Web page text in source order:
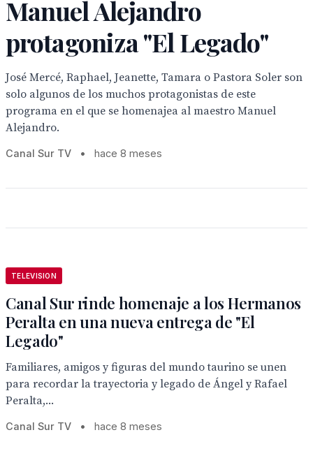
Manuel Alejandro
protagoniza "El Legado"
José Mercé, Raphael, Jeanette, Tamara o Pastora Soler son
solo algunos de los muchos protagonistas de este
programa en el que se homenajea al maestro Manuel
Alejandro.
Canal Sur TV • hace 8 meses
TELEVISION
Canal Sur rinde homenaje a los Hermanos
Peralta en una nueva entrega de "El
Legado"
Familiares, amigos y figuras del mundo taurino se unen
para recordar la trayectoria y legado de Ángel y Rafael
Peralta,...
Canal Sur TV • hace 8 meses